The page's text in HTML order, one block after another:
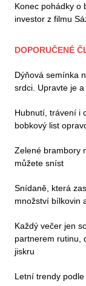
Konec pohádky o
investor z filmu
DOPORUČENÉ
Dýňová semínka
srdci. Upravte je
Hubnutí, trávení i
bobkový list
Zelené brambory
můžete sníst
Snídaně, která
množství bílkovin
Každý večer jen
partnerem rutinu,
jiskru
Letní trendy